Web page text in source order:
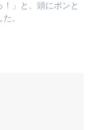
」と、頭にポンと
。